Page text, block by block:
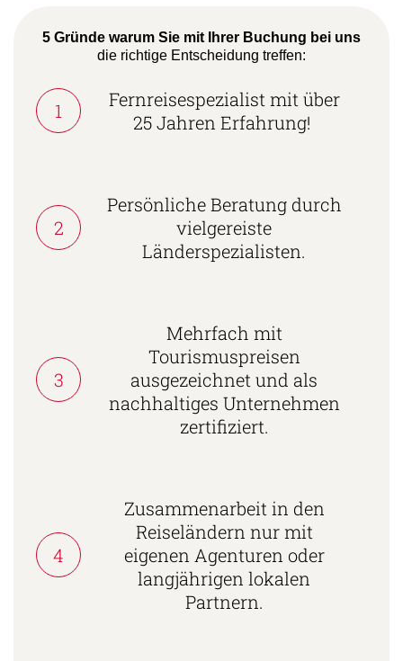
5 Gründe warum Sie mit Ihrer Buchung bei uns
die richtige Entscheidung treffen:
1
Fernreisespezialist mit über
25 Jahren Erfahrung!
2
Persönliche Beratung durch
vielgereiste
Länderspezialisten.
3
Mehrfach mit
Tourismuspreisen
ausgezeichnet und als
nachhaltiges Unternehmen
zertifiziert.
4
Zusammenarbeit in den
Reiseländern nur mit
eigenen Agenturen oder
langjährigen lokalen
Partnern.